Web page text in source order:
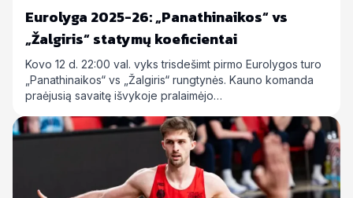
Eurolyga 2025-26: „Panathinaikos“ vs
„Žalgiris“ statymų koeficientai
Kovo 12 d. 22:00 val. vyks trisdešimt pirmo Eurolygos turo
„Panathinaikos“ vs „Žalgiris“ rungtynės. Kauno komanda
praėjusią savaitę išvykoje pralaimėjo…